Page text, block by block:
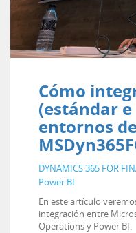
Cómo
(estándar
entornos
DYNAMICS 365 FOR
Power BI
En este artículo
integración entre
Operations y Power BI.